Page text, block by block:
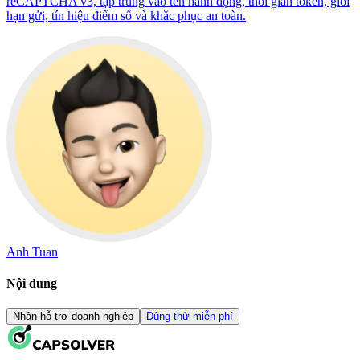
hạn gửi, tín hiệu điểm số và khắc phục an toàn.
Anh Tuan
Nội dung
Nhận hỗ trợ doanh nghiệp Dùng thử miễn phí